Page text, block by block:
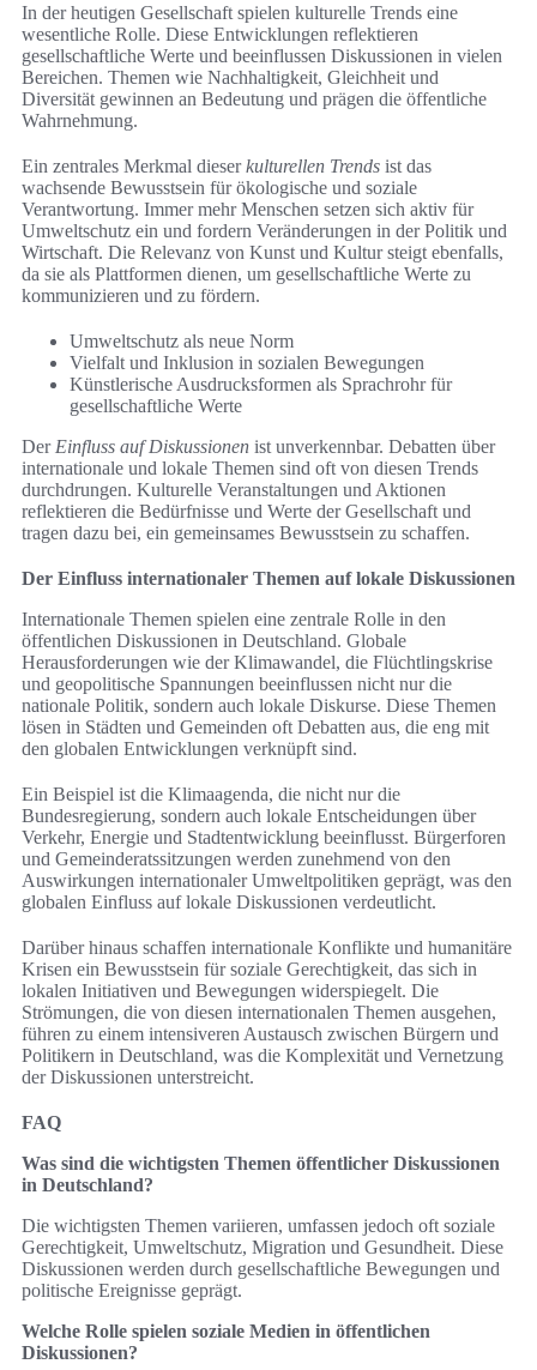
In der heutigen Gesellschaft spielen kulturelle Trends eine
wesentliche Rolle. Diese Entwicklungen reflektieren
gesellschaftliche Werte und beeinflussen Diskussionen in vielen
Bereichen. Themen wie Nachhaltigkeit, Gleichheit und
Diversität gewinnen an Bedeutung und prägen die öffentliche
Wahrnehmung.
Ein zentrales Merkmal dieserkulturellen Trends ist das
wachsende Bewusstsein für ökologische und soziale
Verantwortung. Immer mehr Menschen setzen sich aktiv für
Umweltschutz ein und fordern Veränderungen in der Politik und
Wirtschaft. Die Relevanz von Kunst und Kultur steigt ebenfalls,
da sie als Plattformen dienen, um gesellschaftliche Werte zu
kommunizieren und zu fördern.
Umweltschutz als neue Norm
Vielfalt und Inklusion in sozialen Bewegungen
Künstlerische Ausdrucksformen als Sprachrohr für
gesellschaftliche Werte
Der Einfluss auf Diskussionen ist unverkennbar. Debatten über
internationale und lokale Themen sind oft von diesen Trends
durchdrungen. Kulturelle Veranstaltungen und Aktionen
reflektieren die Bedürfnisse und Werte der Gesellschaft und
tragen dazu bei, ein gemeinsames Bewusstsein zu schaffen.
Der Einfluss internationaler Themen auf lokale Diskussionen
Internationale Themen spielen eine zentrale Rolle in den
öffentlichen Diskussionen in Deutschland. Globale
Herausforderungen wie der Klimawandel, die Flüchtlingskrise
und geopolitische Spannungen beeinflussen nicht nur die
nationale Politik, sondern auch lokale Diskurse. Diese Themen
lösen in Städten und Gemeinden oft Debatten aus, die eng mit
den globalen Entwicklungen verknüpft sind.
Ein Beispiel ist die Klimaagenda, die nicht nur die
Bundesregierung, sondern auch lokale Entscheidungen über
Verkehr, Energie und Stadtentwicklung beeinflusst. Bürgerforen
und Gemeinderatssitzungen werden zunehmend von den
Auswirkungen internationaler Umweltpolitiken geprägt, was den
globalen Einfluss auf lokale Diskussionen verdeutlicht.
Darüber hinaus schaffen internationale Konflikte und humanitäre
Krisen ein Bewusstsein für soziale Gerechtigkeit, das sich in
lokalen Initiativen und Bewegungen widerspiegelt. Die
Strömungen, die von diesen internationalen Themen ausgehen,
führen zu einem intensiveren Austausch zwischen Bürgern und
Politikern in Deutschland, was die Komplexität und Vernetzung
der Diskussionen unterstreicht.
FAQ
Was sind die wichtigsten Themen öffentlicher Diskussionen
in Deutschland?
Die wichtigsten Themen variieren, umfassen jedoch oft soziale
Gerechtigkeit, Umweltschutz, Migration und Gesundheit. Diese
Diskussionen werden durch gesellschaftliche Bewegungen und
politische Ereignisse geprägt.
Welche Rolle spielen soziale Medien in öffentlichen
Diskussionen?